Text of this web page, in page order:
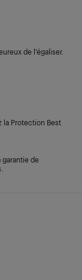
de l’égaliser.
la Protection Best
garantie de